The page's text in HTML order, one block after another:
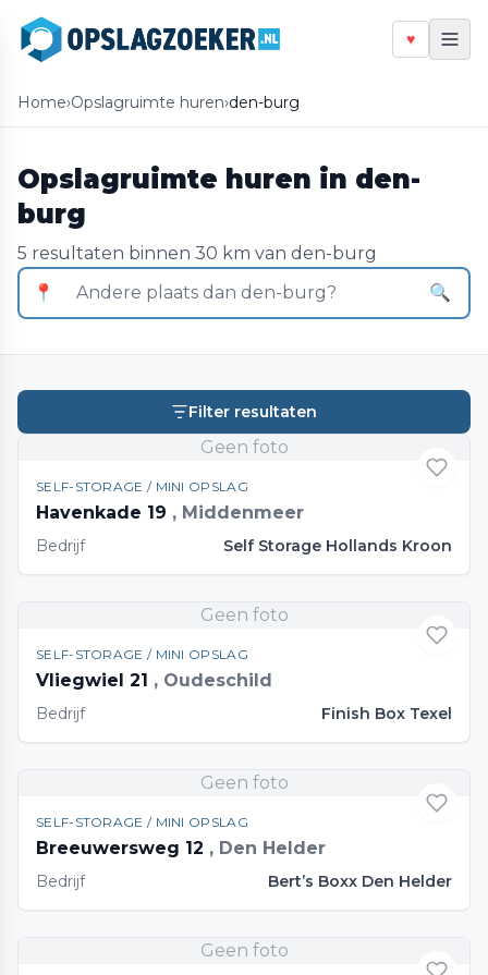
♥
Home›Opslagruimte huren›den-burg
Opslagruimte huren in den-
burg
5 resultaten binnen 30 km van den-burg
📍
🔍
Filter resultaten
Geen foto
SELF-STORAGE / MINI OPSLAG
Havenkade 19 , Middenmeer
Bedrijf Self Storage Hollands Kroon
Geen foto
SELF-STORAGE / MINI OPSLAG
Vliegwiel 21 , Oudeschild
Bedrijf Finish Box Texel
Geen foto
SELF-STORAGE / MINI OPSLAG
Breeuwersweg 12 , Den Helder
Bedrijf Bert’s Boxx Den Helder
Geen foto